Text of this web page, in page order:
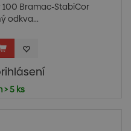
Bramac-StabiCor
odkva...
5 ks